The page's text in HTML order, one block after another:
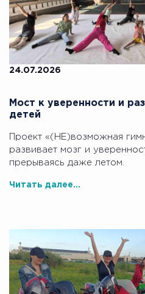
24.07.2026
Мост к уверенности и
детей
Проект «(НЕ)возможная
развивает мозг и
прерываясь даже летом.
Читать далее...